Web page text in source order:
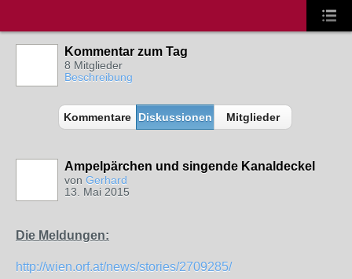
Kommentar zum Tag
8 Mitglieder
Beschreibung
Kommentare Diskussionen Mitglieder
Ampelpärchen und singende Kanaldeckel
von Gerhard
13. Mai 2015
Die Meldungen:
http://wien.orf.at/news/stories/2709285/